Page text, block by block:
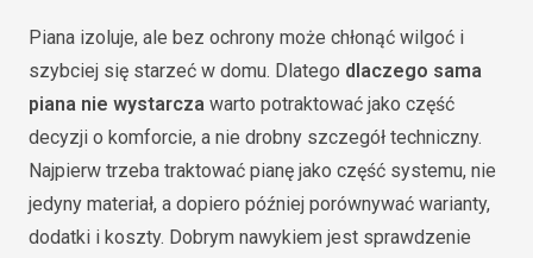
Piana izoluje, ale bez ochrony może chłonąć wilgoć i
szybciej się starzeć w domu. Dlatego dlaczego sama
piana nie wystarcza warto potraktować jako część
decyzji o komforcie, a nie drobny szczegół techniczny.
Najpierw trzeba traktować pianę jako część systemu, nie
jedyny materiał, a dopiero później porównywać warianty,
dodatki i koszty. Dobrym nawykiem jest sprawdzenie